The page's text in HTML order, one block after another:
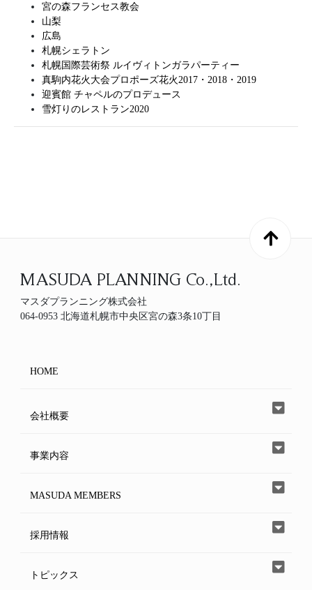
宮の森フランセス教会
山梨
広島
札幌シェラトン
札幌国際芸術祭 ルイヴィトンガラパーティー
真駒内花火大会プロポーズ花火2017・2018・2019
迎賓館 チャペルのプロデュース
雪灯りのレストラン2020
MASUDA PLANNING Co.,Ltd.
マスダプランニング株式会社
064-0953 北海道札幌市中央区宮の森3条10丁目
HOME
会社概要
事業内容
MASUDA MEMBERS
採用情報
トピックス